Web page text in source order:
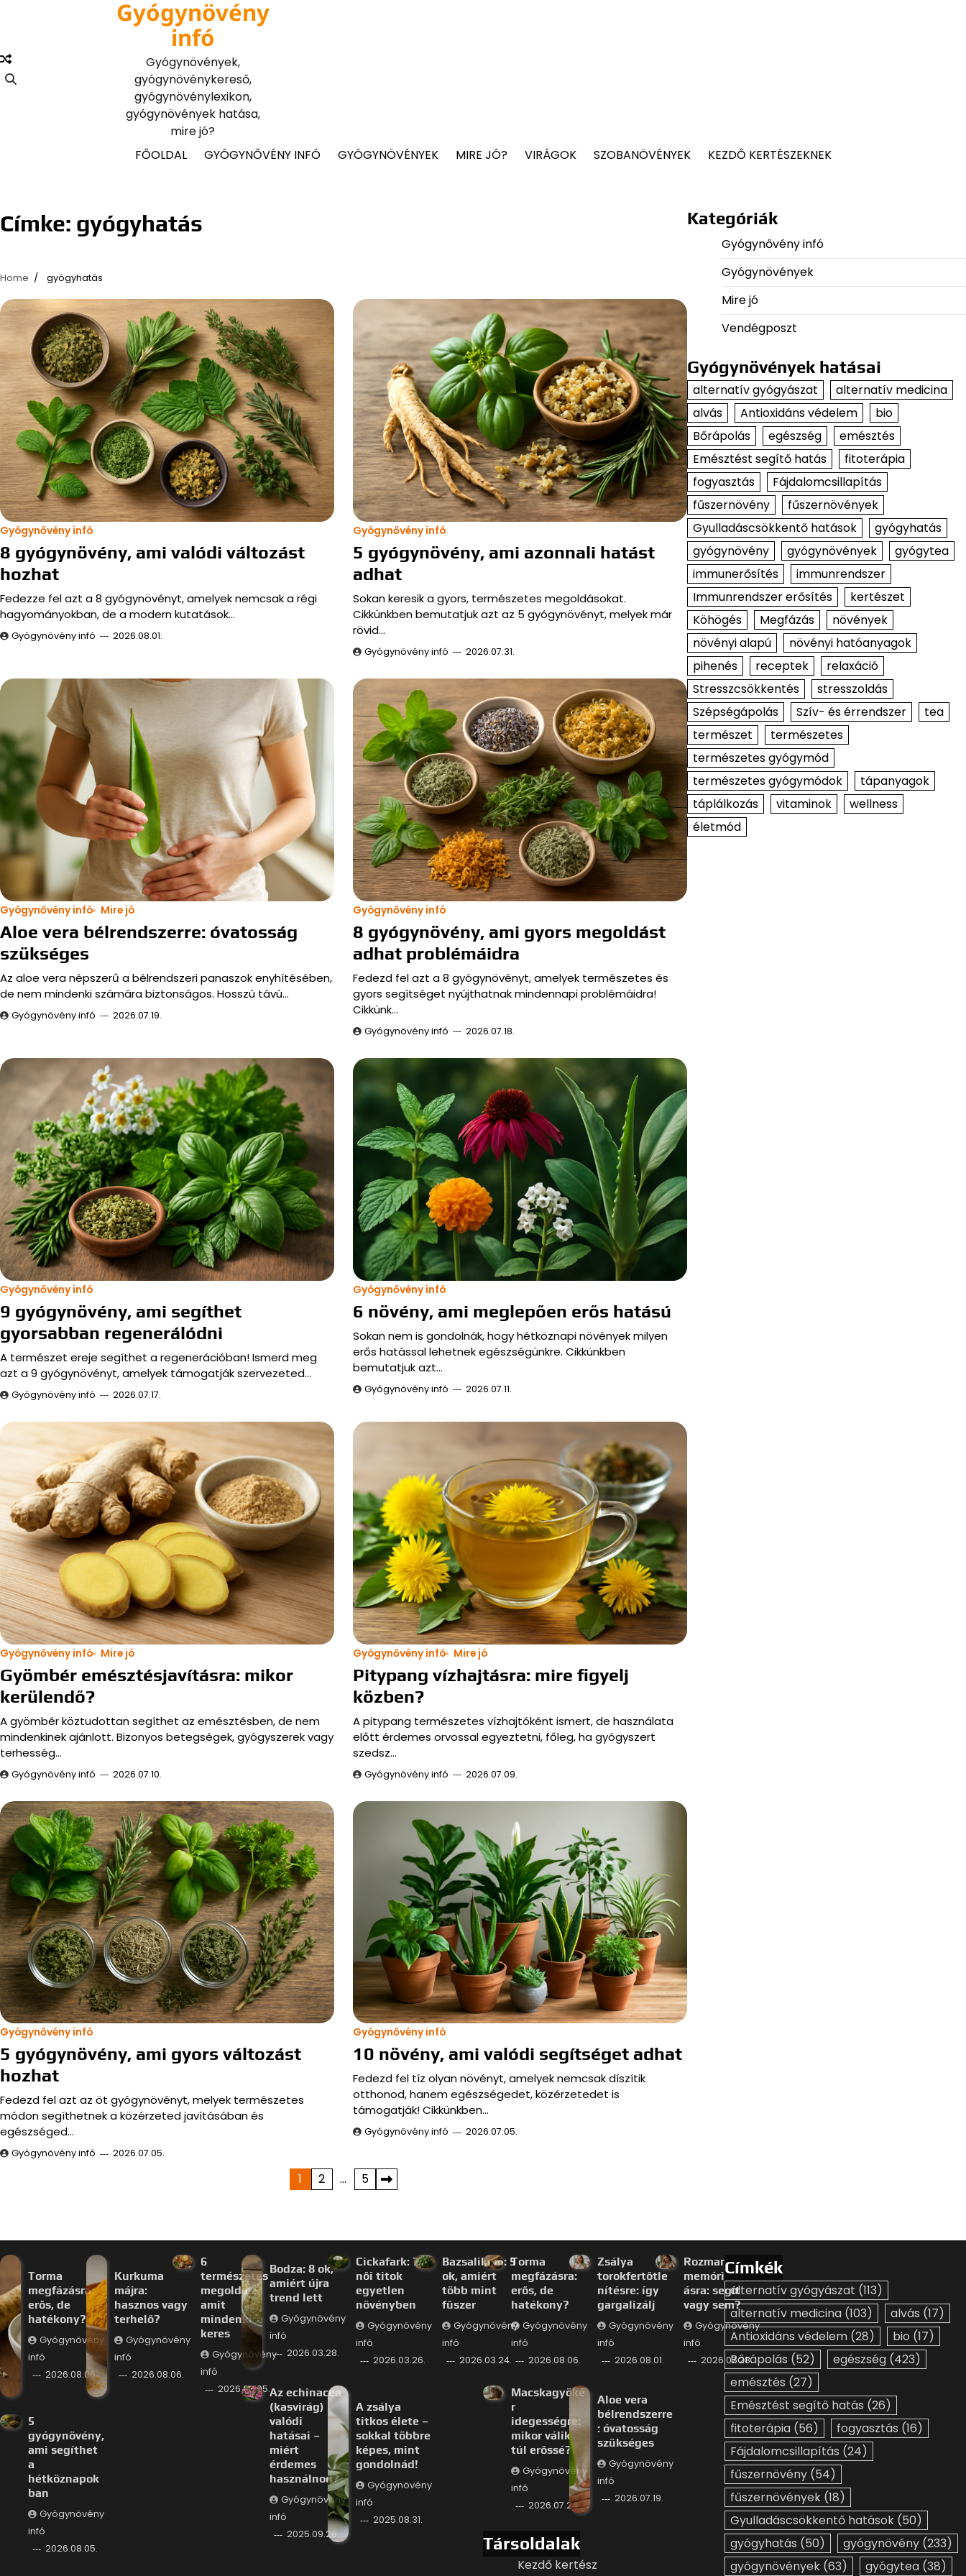
Gyógynövény
infó
Gyógynövények,
gyógynövénykereső,
gyógynövénylexikon,
gyógynövények hatása,
mire jó?
FŐOLDAL
GYÓGYNŐVÉNY INFÓ GYÓGYNÖVÉNYEK MIRE JÓ? VIRÁGOK SZOBANÖVÉNYEK KEZDŐ KERTÉSZEKNEK
Címke: gyógyhatás
Home gyógyhatás
Gyógynővény infó
8 gyógynövény, ami valódi változást
hozhat
Fedezze fel azt a 8 gyógynövényt, amelyek nemcsak a régi
hagyományokban, de a modern kutatások…
Gyógynövény infó 2026.08.01.
Gyógynővény infó
5 gyógynövény, ami azonnali hatást
adhat
Sokan keresik a gyors, természetes megoldásokat.
Cikkünkben bemutatjuk azt az 5 gyógynövényt, melyek már
rövid…
Gyógynövény infó 2026.07.31.
Gyógynővény infó Mire jó
Aloe vera bélrendszerre: óvatosság
szükséges
Az aloe vera népszerű a bélrendszeri panaszok enyhítésében,
de nem mindenki számára biztonságos. Hosszú távú…
Gyógynövény infó 2026.07.19.
Gyógynővény infó
8 gyógynövény, ami gyors megoldást
adhat problémáidra
Fedezd fel azt a 8 gyógynövényt, amelyek természetes és
gyors segítséget nyújthatnak mindennapi problémáidra!
Cikkünk…
Gyógynövény infó 2026.07.18.
Gyógynővény infó
9 gyógynövény, ami segíthet
gyorsabban regenerálódni
A természet ereje segíthet a regenerációban! Ismerd meg
azt a 9 gyógynövényt, amelyek támogatják szervezeted…
Gyógynövény infó 2026.07.17.
Gyógynővény infó
6 növény, ami meglepően erős hatású
Sokan nem is gondolnák, hogy hétköznapi növények milyen
erős hatással lehetnek egészségünkre. Cikkünkben
bemutatjuk azt…
Gyógynövény infó 2026.07.11.
Gyógynővény infó Mire jó
Gyömbér emésztésjavításra: mikor
kerülendő?
A gyömbér köztudottan segíthet az emésztésben, de nem
mindenkinek ajánlott. Bizonyos betegségek, gyógyszerek vagy
terhesség…
Gyógynövény infó 2026.07.10.
Gyógynővény infó Mire jó
Pitypang vízhajtásra: mire figyelj
közben?
A pitypang természetes vízhajtóként ismert, de használata
előtt érdemes orvossal egyeztetni, főleg, ha gyógyszert
szedsz…
Gyógynövény infó 2026.07.09.
Gyógynővény infó
5 gyógynövény, ami gyors változást
hozhat
Fedezd fel azt az öt gyógynövényt, melyek természetes
módon segíthetnek a közérzeted javításában és
egészséged…
Gyógynövény infó 2026.07.05.
Gyógynővény infó
10 növény, ami valódi segítséget adhat
Fedezd fel tíz olyan növényt, amelyek nemcsak díszítik
otthonod, hanem egészségedet, közérzetedet is
támogatják! Cikkünkben…
Gyógynövény infó 2026.07.05.
1 2 … 5
Kategóriák
Gyógynővény infó
Gyógynövények
Mire jó
Vendégposzt
Gyógynövények hatásai
alternatív gyógyászat
alternatív medicina
alvás
Antioxidáns védelem
bio
Bőrápolás
egészség
emésztés
Emésztést segítő hatás
fitoterápia
fogyasztás
Fájdalomcsillapítás
fűszernövény
fűszernövények
Gyulladáscsökkentő hatások
gyógyhatás
gyógynövény
gyógynövények
gyógytea
immunerősítés
immunrendszer
Immunrendszer erősítés
kertészet
Köhögés
Megfázás
növények
növényi alapú
növényi hatóanyagok
pihenés
receptek
relaxáció
Stresszcsökkentés
stresszoldás
Szépségápolás
Szív- és érrendszer
tea
természet
természetes
természetes gyógymód
természetes gyógymódok
tápanyagok
táplálkozás
vitaminok
wellness
életmód
Torma
megfázásra:
erős, de
hatékony?
Gyógynövény
infó
2026.08.06.
Kurkuma
májra:
hasznos vagy
terhelő?
Gyógynövény
infó
2026.08.06.
6
természetes
megoldás,
amit
mindenki
keres
Gyógynövény
infó
2026.08.05.
5
gyógynövény,
ami segíthet
a
hétköznapok
ban
Gyógynövény
infó
2026.08.05.
Bodza: 8 ok,
amiért újra
trend lett
Gyógynövény
infó
2026.03.28.
Cickafark: 7
női titok
egyetlen
növényben
Gyógynövény
infó
2026.03.26.
Bazsalikom: 5
ok, amiért
több mint
fűszer
Gyógynövény
infó
2026.03.24.
Az echinacea
(kasvirág)
valódi
hatásai –
miért
érdemes
használnod?
Gyógynövény
infó
2025.09.28.
A zsálya
titkos élete –
sokkal többre
képes, mint
gondolnád!
Gyógynövény
infó
2025.08.31.
Torma
megfázásra:
erős, de
hatékony?
Gyógynövény
infó
2026.08.06.
Zsálya
torokfertőtle
nítésre: így
gargalizálj
Gyógynövény
infó
2026.08.01.
Rozmaring
memóriafárad
ásra: segít
vagy sem?
Gyógynövény
infó
2026.07.28.
Macskagyöké
r
idegességre:
mikor válik
túl erőssé?
Gyógynövény
infó
2026.07.24.
Aloe vera
bélrendszerre
: óvatosság
szükséges
Gyógynövény
infó
2026.07.19.
Társoldalak
Kezdő kertész
Címkék
alternatív gyógyászat (113)
alternatív medicina (103) alvás (17)
Antioxidáns védelem (28) bio (17)
Bőrápolás (52) egészség (423)
emésztés (27)
Emésztést segítő hatás (26)
fitoterápia (56) fogyasztás (16)
Fájdalomcsillapítás (24)
fűszernövény (54)
fűszernövények (18)
Gyulladáscsökkentő hatások (50)
gyógyhatás (50) gyógynövény (233)
gyógynövények (63) gyógytea (38)